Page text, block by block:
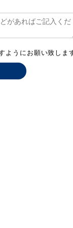
ようにお願い致しま